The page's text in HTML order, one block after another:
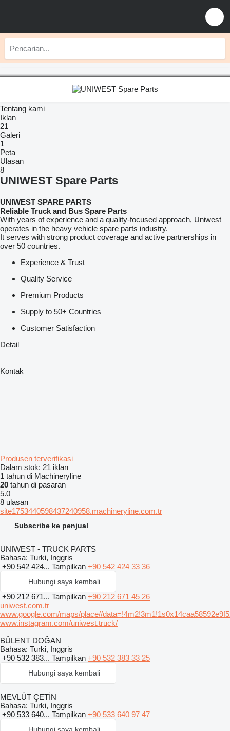
Tentang kami
Iklan
21
Galeri
1
Peta
Ulasan
8
UNIWEST Spare Parts
UNIWEST SPARE PARTS
Reliable Truck and Bus Spare Parts
With years of experience and a quality-focused approach, Uniwest
operates in the heavy vehicle spare parts industry.
It serves with strong product coverage and active partnerships in
over 50 countries.
Experience & Trust
Quality Service
Premium Products
Supply to 50+ Countries
Customer Satisfaction
Detail
Kontak
Produsen terverifikasi
Dalam stok: 21 iklan
1 tahun di Machineryline
20 tahun di pasaran
5.0
8 ulasan
site1753440598437240958.machineryline.com.tr
Subscribe ke penjual
UNIWEST - TRUCK PARTS
Bahasa: Turki, Inggris
+90 542 424... Tampilkan +90 542 424 33 36
Hubungi saya kembali
+90 212 671... Tampilkan +90 212 671 45 26
uniwest.com.tr
www.google.com/maps/place//
www.instagram.com/uniwest.truck/
BÜLENT DOĞAN
Bahasa: Turki, Inggris
+90 532 383... Tampilkan +90 532 383 33 25
Hubungi saya kembali
MEVLÜT ÇETİN
Bahasa: Turki, Inggris
+90 533 640... Tampilkan +90 533 640 97 47